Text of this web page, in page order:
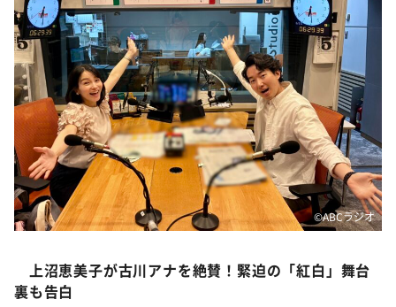
教えて！ニュースライブ 正義のミカタ
ＬＩＦＥ～夢のカタチ～
新婚さんいらっしゃい！
ポツンと一軒家
ザキ山小屋本館
ぺこぱのまるスポ
アナ回覧板
©️ABCラジオ
上沼恵美子が古川アナを絶賛！緊迫の「紅白」舞台
裏も告白